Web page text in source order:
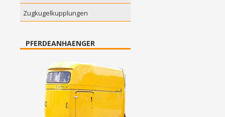
Zugkugelkupplungen
PFERDEANHAENGER